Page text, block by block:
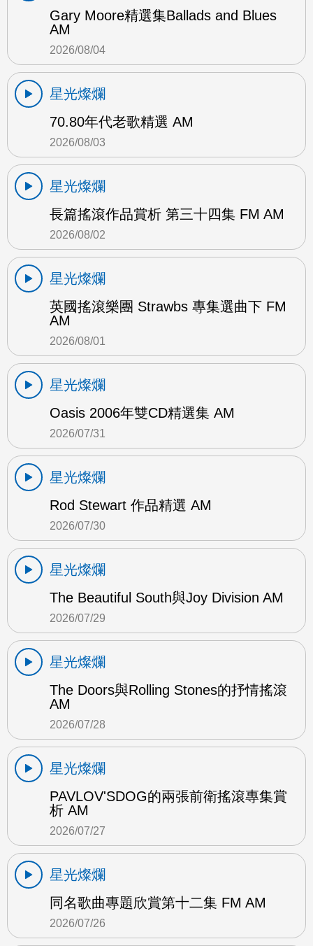
Gary Moore精選集Ballads and Blues
AM
2026/08/04
星光燦爛
70.80年代老歌精選 AM
2026/08/03
星光燦爛
長篇搖滾作品賞析 第三十四集 FM AM
2026/08/02
星光燦爛
英國搖滾樂團 Strawbs 專集選曲下 FM
AM
2026/08/01
星光燦爛
Oasis 2006年雙CD精選集 AM
2026/07/31
星光燦爛
Rod Stewart 作品精選 AM
2026/07/30
星光燦爛
The Beautiful South與Joy Division AM
2026/07/29
星光燦爛
The Doors與Rolling Stones的抒情搖滾
AM
2026/07/28
星光燦爛
PAVLOV'SDOG的兩張前衛搖滾專集賞
析 AM
2026/07/27
星光燦爛
同名歌曲專題欣賞第十二集 FM AM
2026/07/26